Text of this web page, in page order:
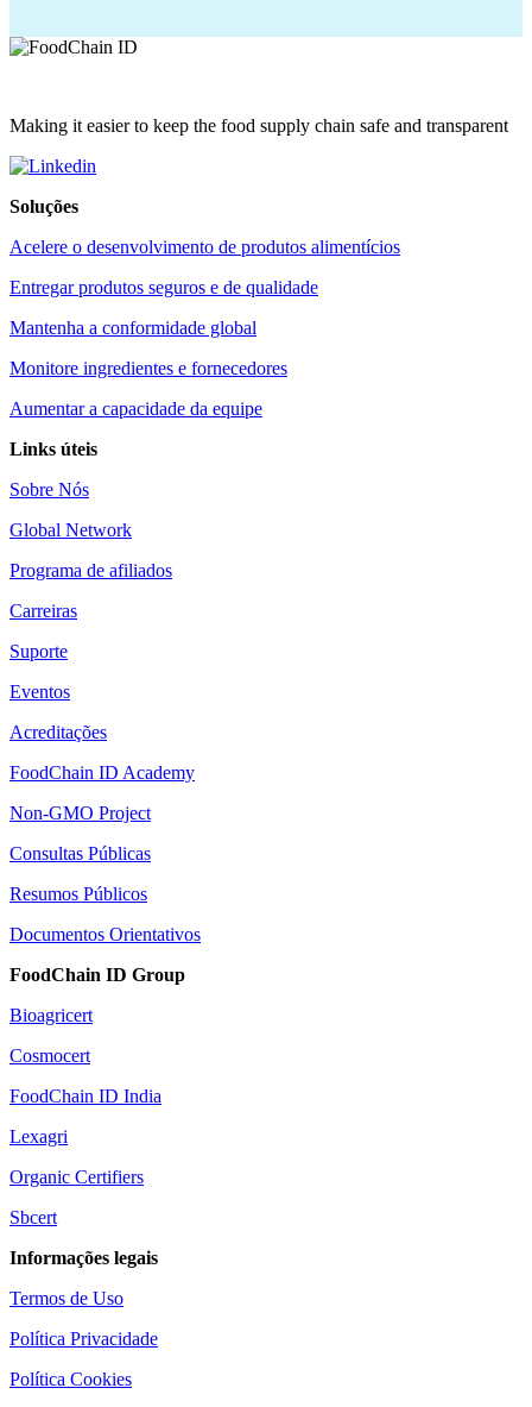
Making it easier to keep the food supply chain safe and transparent
Soluções
Acelere o desenvolvimento de produtos alimentícios
Entregar produtos seguros e de qualidade
Mantenha a conformidade global
Monitore ingredientes e fornecedores
Aumentar a capacidade da equipe
Links úteis
Sobre Nós
Global Network
Programa de afiliados
Carreiras
Suporte
Eventos
Acreditações
FoodChain ID Academy
Non-GMO Project
Consultas Públicas
Resumos Públicos
Documentos Orientativos
FoodChain ID Group
Bioagricert
Cosmocert
FoodChain ID India
Lexagri
Organic Certifiers
Sbcert
Informações legais
Termos de Uso
Política Privacidade
Política Cookies